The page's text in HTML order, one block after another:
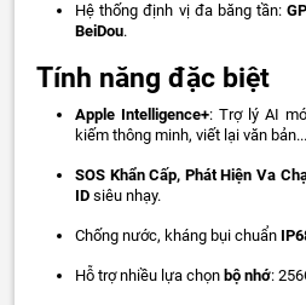
Hệ thống định vị đa băng tần:
BeiDou.
Tính năng đặc biệt
Apple Intelligence+: Trợ lý AI
kiếm thông minh, viết lại văn bản...
SOS Khẩn Cấp, Phát Hiện Va
ID siêu nhạy.
Chống nước, kháng bụi chuẩn
Hỗ trợ nhiều lựa chọn bộ nhớ: